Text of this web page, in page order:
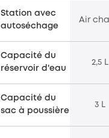
Station avec
autoséchage
Air
Capacité du
réservoir d'eau
2,5 L
Capacité du
sac à poussière
3 L